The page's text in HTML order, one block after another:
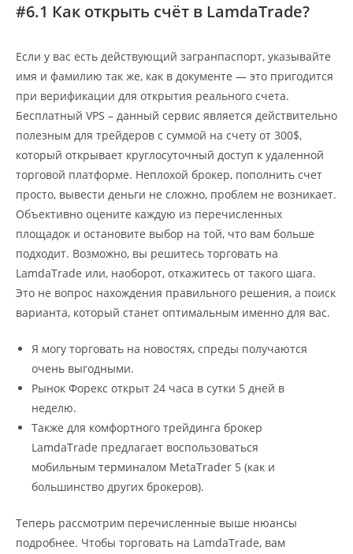
#6.1 Как открыть счёт в LamdaTrade?
Если у вас есть действующий загранпаспорт, указывайте
имя и фамилию так же, как в документе — это пригодится
при верификации для открытия реального счета.
Бесплатный VPS – данный сервис является действительно
полезным для трейдеров с суммой на счету от 300$,
который открывает круглосуточный доступ к удаленной
торговой платформе. Неплохой брокер, пополнить счет
просто, вывести деньги не сложно, проблем не возникает.
Объективно оцените каждую из перечисленных
площадок и остановите выбор на той, что вам больше
подходит. Возможно, вы решитесь торговать на
LamdaTrade или, наоборот, откажитесь от такого шага.
Это не вопрос нахождения правильного решения, а поиск
варианта, который станет оптимальным именно для вас.
Я могу торговать на новостях, спреды получаются
очень выгодными.
Рынок Форекс открыт 24 часа в сутки 5 дней в
неделю.
Также для комфортного трейдинга брокер
LamdaTrade предлагает воспользоваться
мобильным терминалом MetaTrader 5 (как и
большинство других брокеров).
Теперь рассмотрим перечисленные выше нюансы
подробнее. Чтобы торговать на LamdaTrade, вам